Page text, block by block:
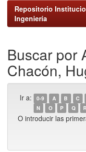
Repositorio
Ingeniería
Buscar por
Chacón,
Ir a: 0-9 A B C
N
O P Q R
O introducir las